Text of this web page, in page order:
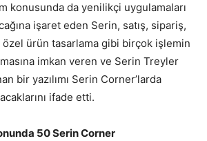
konusunda da yenilikçi uygulamaları
işaret eden Serin, satış, sipariş,
özel ürün tasarlama gibi birçok işlemin
imkan veren ve Serin Treyler
bir yazılımı Serin Corner’larda
ifade etti.
50 Serin Corner